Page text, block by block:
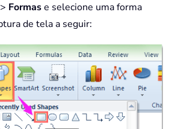
Formase selecione uma forma
de tela a seguir: